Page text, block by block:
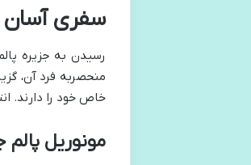
سفری آسان
رسیدن به جزیره
منحصربه فرد آن،
خاص خود را دارند.
مونوریل پالم